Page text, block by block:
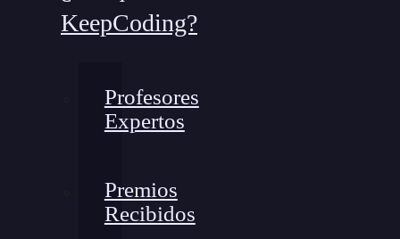
KeepCoding?
Profesores
Expertos
Premios
Recibidos